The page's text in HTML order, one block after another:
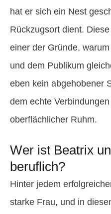
hat er sich ein Nest
Rückzugsort dient.
einer der Gründe,
und dem Publikum
eben kein abgehobener
dem echte
oberflächlicher Ruhm.
Wer ist Beatrix
beruflich?
Hinter jedem
starke Frau, und in